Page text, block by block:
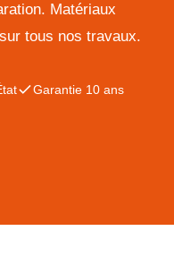
Matériaux
tous nos travaux.
Garantie 10 ans